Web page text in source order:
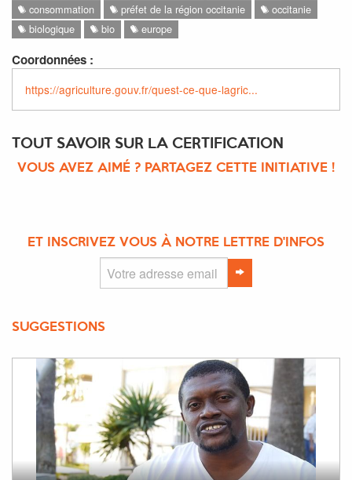
consommation
préfet de la région occitanie
occitanie
biologique
bio europe
Coordonnées :
https://agriculture.gouv.fr/quest-ce-que-lagric...
TOUT SAVOIR SUR LA CERTIFICATION
VOUS AVEZ AIMÉ ? PARTAGEZ CETTE INITIATIVE !
ET INSCRIVEZ VOUS À NOTRE LETTRE D'INFOS
SUGGESTIONS